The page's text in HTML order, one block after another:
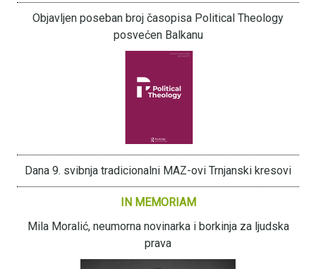
Objavljen poseban broj časopisa Political Theology
posvećen Balkanu
Dana 9. svibnja tradicionalni MAZ-ovi Trnjanski kresovi
IN MEMORIAM
Mila Moralić, neumorna novinarka i borkinja za ljudska
prava